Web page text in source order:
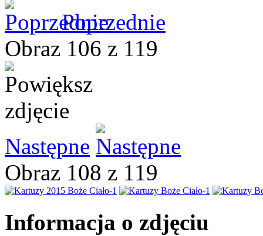
Poprzednie
Obraz 106 z 119
Następne
Obraz 108 z 119
Informacja o zdjęciu